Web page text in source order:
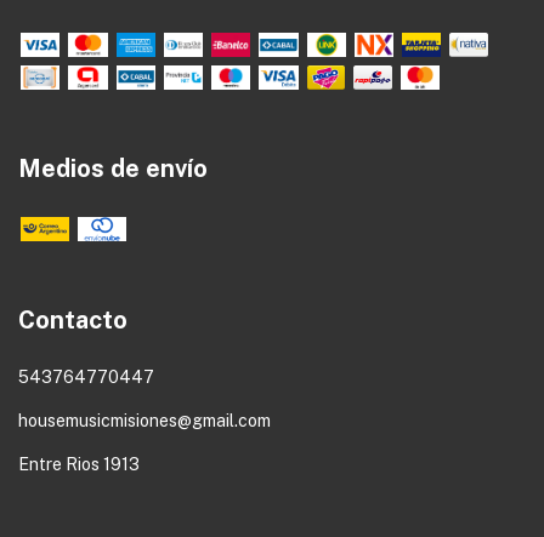
Medios de envío
Contacto
543764770447
housemusicmisiones@gmail.com
Entre Rios 1913